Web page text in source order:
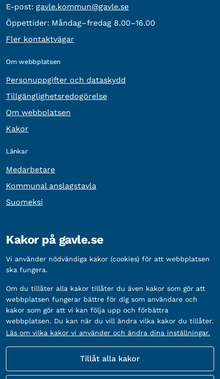
E-post: E-post:
gavle.kommun@gavle.se
Öppettider: Måndag–fredag 8.00–16.00
Fler kontaktvägar
Om webbplatsen
Personuppgifter och dataskydd
Tillgänglighetsredogörelse
Om webbplatsen
Kakor
Länkar
Medarbetare
Kommunal anslagstavla
Suomeksi
Organisationsnummer: 212000-2338
Bankgironummer: 5888-2333
Kakor på gavle.se
Vi använder nödvändiga kakor (cookies) för att webbplatsen
ska fungera.
Om du tillåter alla kakor tillåter du även kakor som gör att
webbplatsen fungerar bättre för dig som användare och
kakor som gör att vi kan följa upp och förbättra
webbplatsen. Du kan när du vill ändra vilka kakor du tillåter.
Läs om vilka kakor vi använder och ändra dina inställningar.
Tillåt alla kakor